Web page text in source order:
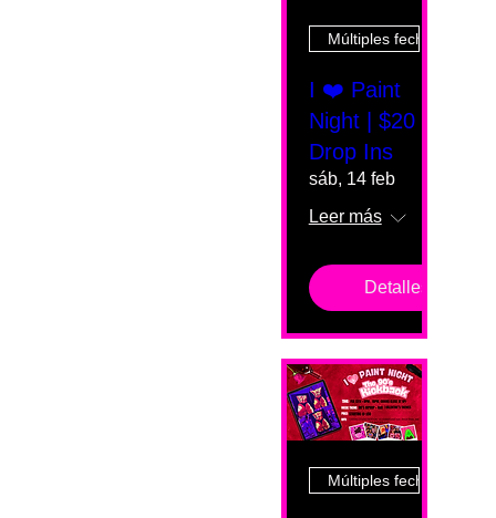
Múltiples fechas
I ❤️ Paint
Night | $20
Drop Ins
sáb, 14 feb
Leer más
Detalles
Múltiples fechas